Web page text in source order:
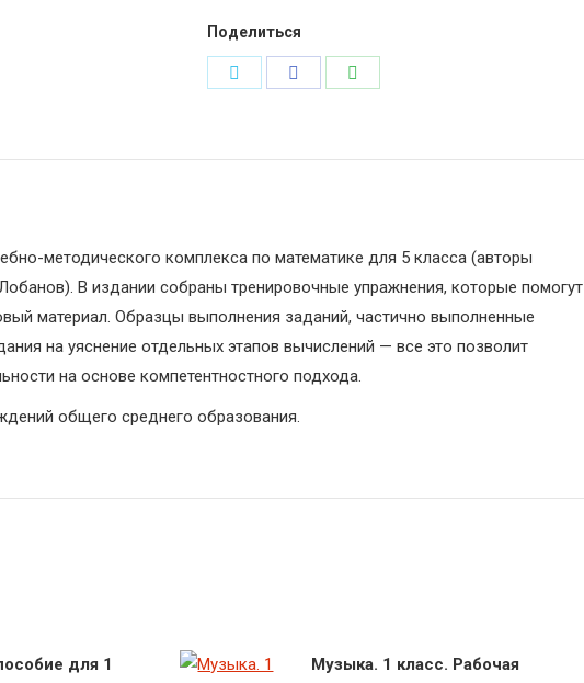
Поделиться
ПоделитьсяПоделиться
методического комплекса по математике для 5 класса (авторы
В издании собраны тренировочные упражнения, которые помогут
материал. Образцы выполнения заданий, частично выполненные
на уяснение отдельных этапов вычислений — все это позволит
на основе компетентностного подхода.
общего среднего образования.
для 1
Музыка. 1 класс. Рабочая